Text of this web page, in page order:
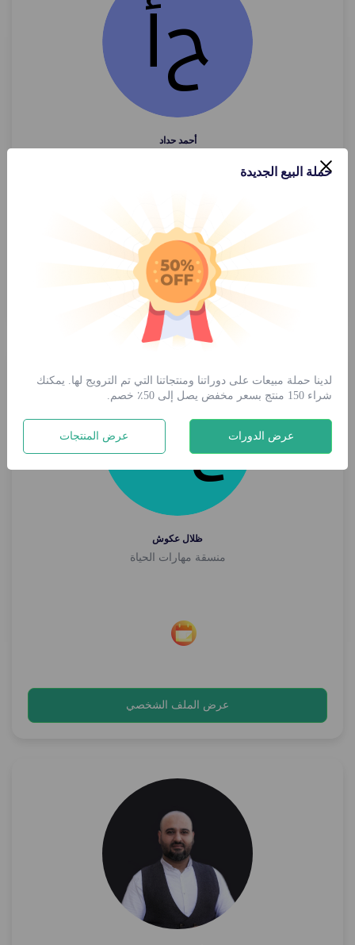
أحمد حداد
عرض الملف الشخصي
ظلال عكوش
منسقة مهارات الحياة
عرض الملف الشخصي
حملة البيع الجديدة
لدينا حملة مبيعات على دوراتنا ومنتجاتنا التي تم الترويج لها. يمكنك
شراء 150 منتج بسعر مخفض يصل إلى 50٪ خصم.
عرض الدورات عرض المنتجات